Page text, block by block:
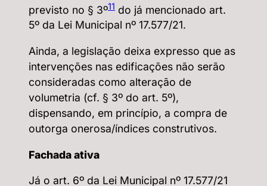
previsto no § 3º11 do já mencionado art.
5º da Lei Municipal nº 17.577/21.
Ainda, a legislação deixa expresso que as
intervenções nas edificações não serão
consideradas como alteração de
volumetria (cf. § 3º do art. 5º),
dispensando, em princípio, a compra de
outorga onerosa/índices construtivos.
Fachada ativa
Já o art. 6º da Lei Municipal nº 17.577/21